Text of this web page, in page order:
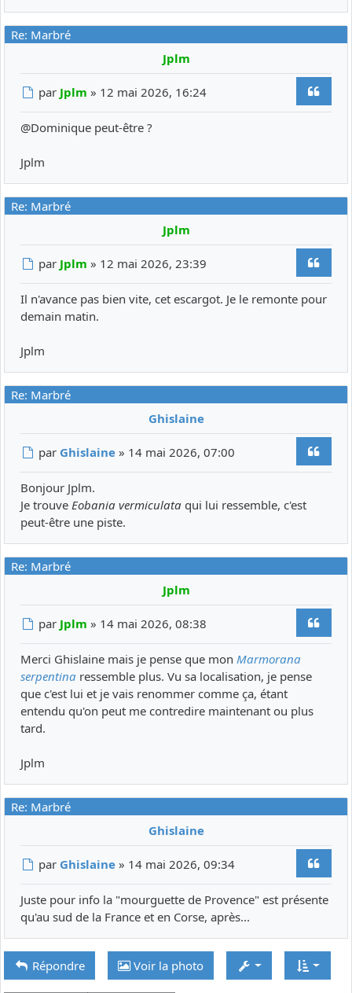
Re: Marbré
Jplm
Message
par Jplm » 12 mai 2026, 16:24
@Dominique peut-être ?
Jplm
Re: Marbré
Jplm
Message
par Jplm » 12 mai 2026, 23:39
Il n'avance pas bien vite, cet escargot. Je le remonte pour
demain matin.
Jplm
Re: Marbré
Ghislaine
Message
par Ghislaine » 14 mai 2026, 07:00
Bonjour Jplm.
Je trouve Eobania vermiculata qui lui ressemble, c'est
peut-être une piste.
Re: Marbré
Jplm
Message
par Jplm » 14 mai 2026, 08:38
Merci Ghislaine mais je pense que mon Marmorana
serpentina ressemble plus. Vu sa localisation, je pense
que c'est lui et je vais renommer comme ça, étant
entendu qu'on peut me contredire maintenant ou plus
tard.
Jplm
Re: Marbré
Ghislaine
Message
par Ghislaine » 14 mai 2026, 09:34
Juste pour info la "mourguette de Provence" est présente
qu'au sud de la France et en Corse, après...
Répondre Voir la photo